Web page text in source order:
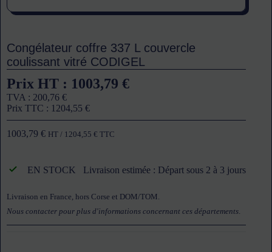
Congélateur coffre 337 L couvercle
coulissant vitré CODIGEL
Prix HT : 1003,79 €
TVA : 200,76 €
Prix TTC : 1204,55 €
1003,79 € HT / 1204,55 € TTC
EN STOCK Livraison estimée : Départ sous 2 à 3 jours
Livraison en France, hors Corse et DOM/TOM.
Nous contacter pour plus d'informations concernant ces départements.